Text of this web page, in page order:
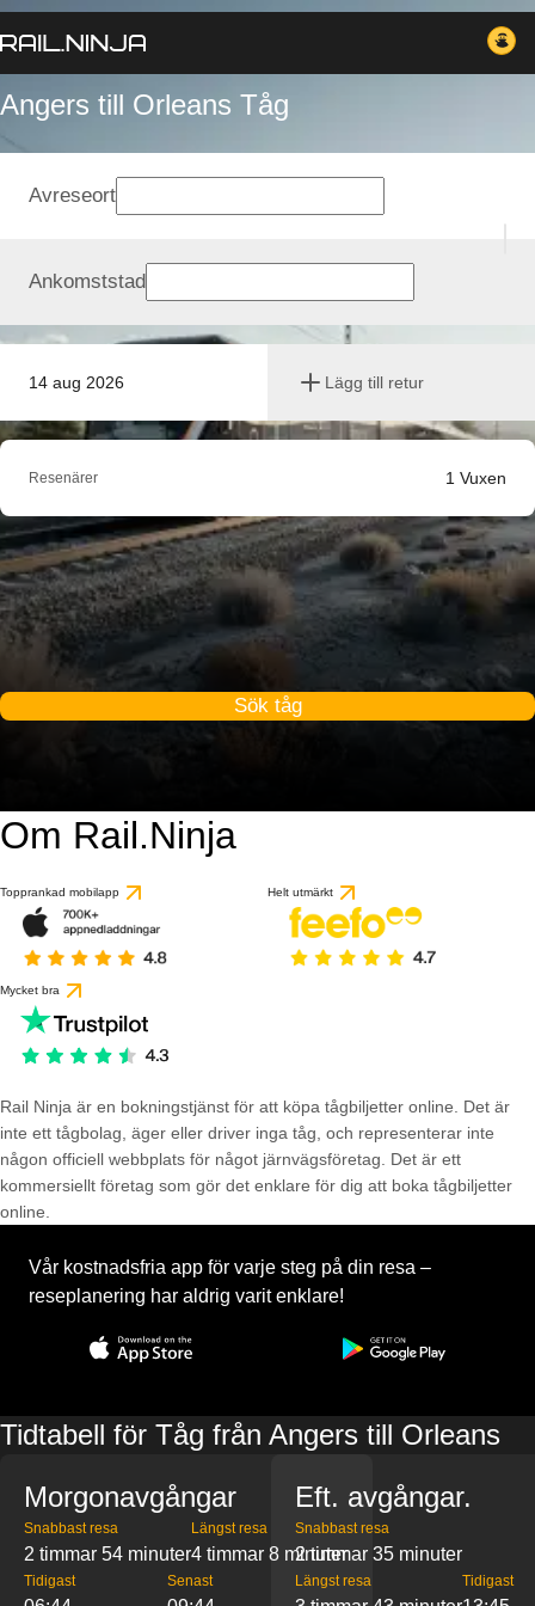
Angers till Orleans Tåg
14 aug 2026 Lägg till retur
Avreseort
Ankomststad
Resenärer 1 Vuxen
Sök tåg
Om Rail.Ninja
Topprankad mobilapp Helt utmärkt
Mycket bra
Rail Ninja är en bokningstjänst för att köpa tågbiljetter online. Det är
inte ett tågbolag, äger eller driver inga tåg, och representerar inte
någon officiell webbplats för något järnvägsföretag. Det är ett
kommersiellt företag som gör det enklare för dig att boka tågbiljetter
online.
Vår kostnadsfria app för varje steg på din resa –
reseplanering har aldrig varit enklare!
Tidtabell för Tåg från Angers till Orleans
Morgonavgångar
Snabbast resa
2 timmar 54 minuter
Längst resa
4 timmar 8 minuter
Tidigast Senast
Eft. avgångar.
Snabbast resa
2 timmar 35 minuter
Längst resa Tidigast